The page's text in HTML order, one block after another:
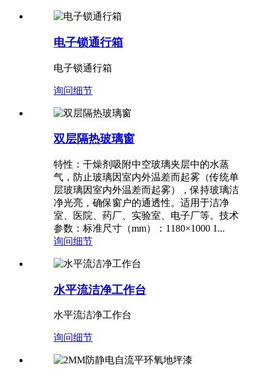
电子锁通行箱
电子锁通行箱
询问细节
双层隔热玻璃窗
特性：干燥剂吸附中空玻璃夹层中的水蒸
气，防止玻璃因室内外温差而起雾（传统单
层玻璃因室内外温差而起雾），保持玻璃洁
净光亮，确保窗户的通透性。适用于洁净
室、医院、药厂、实验室、电子厂等。技术
参数：标准尺寸（mm）：1180×1000 1...
询问细节
水平流洁净工作台
水平流洁净工作台
询问细节